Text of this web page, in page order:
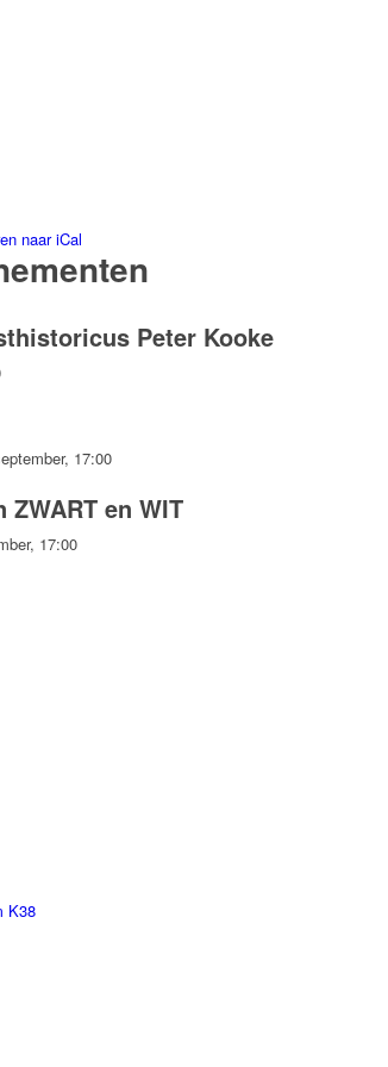
naar iCal
Peter Kooke
17:00
en WIT
17:00
K38